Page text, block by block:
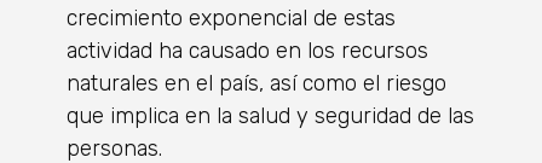
crecimiento exponencial de estas
actividad ha causado en los recursos
naturales en el país, así como el riesgo
que implica en la salud y seguridad de las
personas.